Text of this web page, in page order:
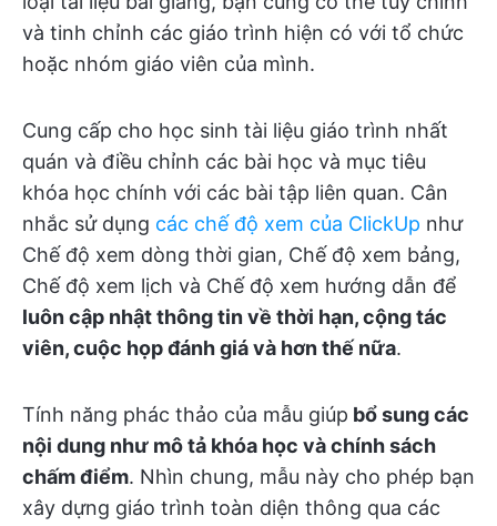
và tinh chỉnh các giáo trình hiện có với tổ chức
hoặc nhóm giáo viên của mình.
Cung cấp cho học sinh tài liệu giáo trình nhất
quán và điều chỉnh các bài học và mục tiêu
khóa học chính với các bài tập liên quan. Cân
nhắc sử dụng các chế độ xem của ClickUp như
Chế độ xem dòng thời gian, Chế độ xem bảng,
Chế độ xem lịch và Chế độ xem hướng dẫn để
luôn cập nhật thông tin về thời hạn, cộng tác
viên, cuộc họp đánh giá và hơn thế nữa.
Tính năng phác thảo của mẫu giúp bổ sung các
nội dung như mô tả khóa học và chính sách
chấm điểm. Nhìn chung, mẫu này cho phép bạn
xây dựng giáo trình toàn diện thông qua các